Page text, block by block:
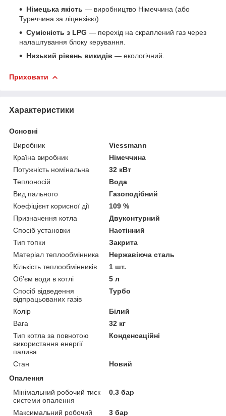
Німецька якість — виробництво Німеччина (або
Туреччина за ліцензією).
Сумісність з LPG — перехід на скраплений газ через
налаштування блоку керування.
Низький рівень викидів — екологічний.
Приховати
Характеристики
Основні
Виробник
Viessmann
Країна виробник
Німеччина
Потужність номінальна
32 кВт
Теплоносій
Вода
Вид пального
Газоподібний
Коефіцієнт корисної дії
109 %
Призначення котла
Двуконтурний
Спосіб установки
Настінний
Тип топки
Закрита
Матеріал теплообмінника
Нержавіюча сталь
Кількість теплообмінників
1 шт.
Об'єм води в котлі
5 л
Спосіб відведення
відпрацьованих газів
Турбо
Колір
Білий
Вага
32 кг
Тип котла за повнотою
використання енергії
палива
Конденсаційні
Стан
Новий
Опалення
Мінімальний робочий тиск
системи опалення
0.3 бар
Максимальний робочий 3 бар